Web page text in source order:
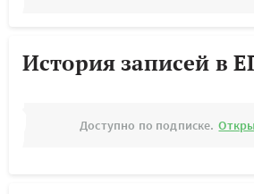
История записей в
Доступно по подписке.